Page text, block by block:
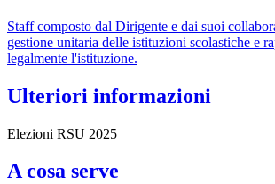
Staff composto dal Dirigente e dai suoi
gestione unitaria delle istituzioni scolastiche e
legalmente l'istituzione.
Ulteriori informazioni
Elezioni RSU 2025
A cosa serve